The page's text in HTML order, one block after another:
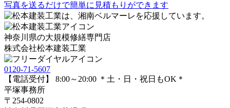
写真を送るだけで簡単に見積もりができます
神奈川県の大規模修繕専門店
株式会社松本建装工業
0120-71-5607
【電話受付】 8:00～20:00 ＊土・日・祝日もOK＊
平塚事務所
〒254-0802